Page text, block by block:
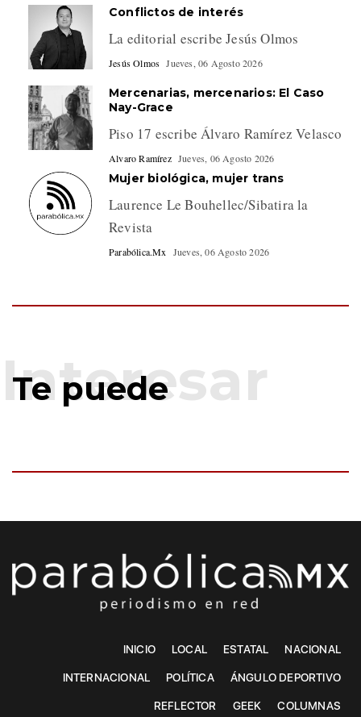
Conflictos de interés
La editorial escribe Jesús Olmos
Jesús Olmos Jueves, 06 Agosto 2026
Mercenarias, mercenarios: El Caso
Nay-Grace
Piso 17 escribe Álvaro Ramírez Velasco
Alvaro Ramírez Jueves, 06 Agosto 2026
Mujer biológica, mujer trans
Laurence Le Bouhellec/Sibatira la
Revista
Parabólica.Mx Jueves, 06 Agosto 2026
Te puede
INICIO LOCAL ESTATAL NACIONAL
INTERNACIONAL POLÍTICA ÁNGULO DEPORTIVO
REFLECTOR GEEK COLUMNAS